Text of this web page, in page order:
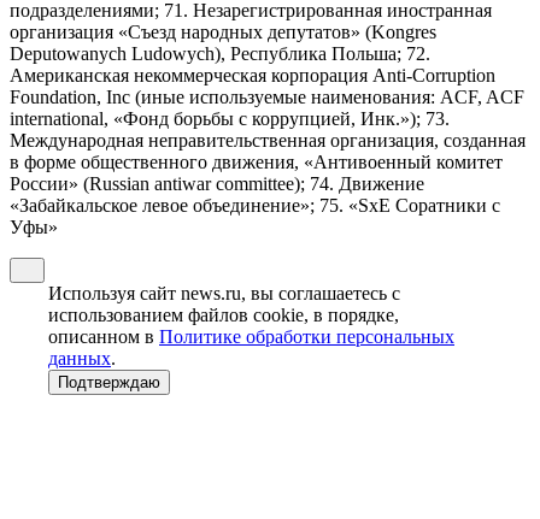
подразделениями; 71. Незарегистрированная иностранная
организация «Съезд народных депутатов» (Kongres
Deputowanych Ludowych), Республика Польша; 72.
Американская некоммерческая корпорация Anti-Corruption
Foundation, Inc (иные используемые наименования: ACF, ACF
international, «Фонд борьбы с коррупцией, Инк.»); 73.
Международная неправительственная организация, созданная
в форме общественного движения, «Антивоенный комитет
России» (Russian antiwar committee); 74. Движение
«Забайкальское левое объединение»; 75. «SxE Соратники с
Уфы»
Используя сайт news.ru, вы соглашаетесь с
использованием файлов cookie, в порядке,
описанном в Политике обработки персональных
данных.
Подтверждаю